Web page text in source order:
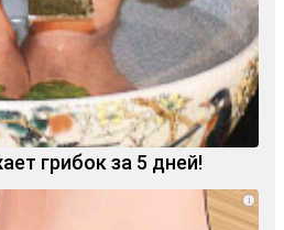
грибок за 5 дней!
i